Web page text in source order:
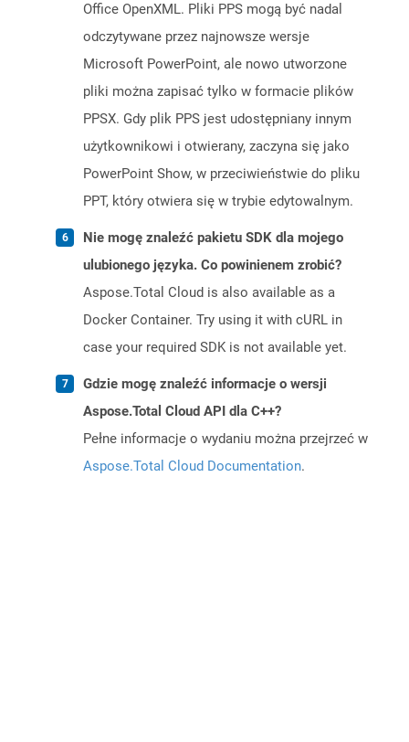
Office OpenXML. Pliki PPS mogą być nadal
odczytywane przez najnowsze wersje
Microsoft PowerPoint, ale nowo utworzone
pliki można zapisać tylko w formacie plików
PPSX. Gdy plik PPS jest udostępniany innym
użytkownikowi i otwierany, zaczyna się jako
PowerPoint Show, w przeciwieństwie do pliku
PPT, który otwiera się w trybie edytowalnym.
Nie mogę znaleźć pakietu SDK dla mojego
ulubionego języka. Co powinienem zrobić?
Aspose.Total Cloud is also available as a
Docker Container. Try using it with cURL in
case your required SDK is not available yet.
Gdzie mogę znaleźć informacje o wersji
Aspose.Total Cloud API dla C++?
Pełne informacje o wydaniu można przejrzeć w
Aspose.Total Cloud Documentation.